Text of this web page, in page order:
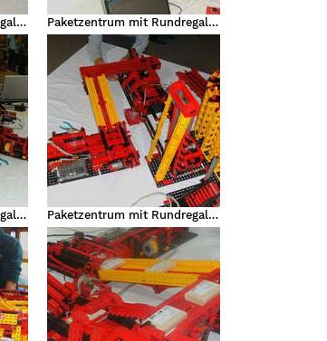
Paketzentrum mit Rundregallager Paketzentrum mit Rundregallager
Paketzentrum mit Rundregallager Paketzentrum mit Rundregallager